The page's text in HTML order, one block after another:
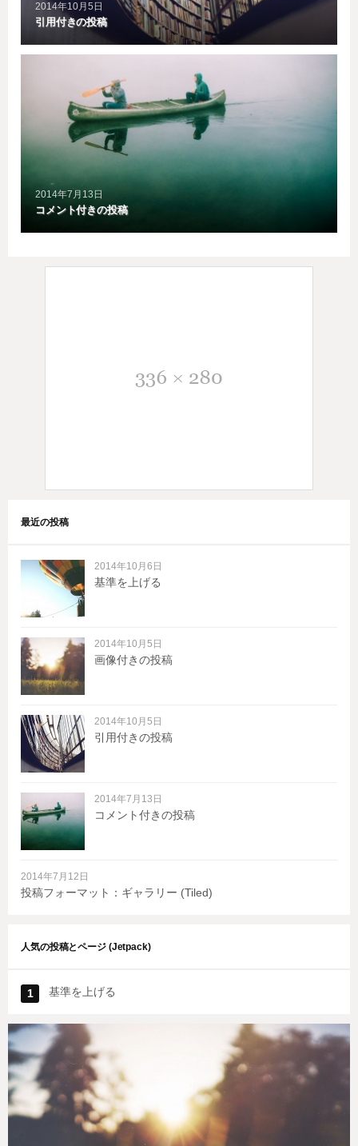
2014年10月5日
引用付きの投稿
2014年7月13日
コメント付きの投稿
最近の投稿
2014年10月6日
基準を上げる
2014年10月5日
画像付きの投稿
2014年10月5日
引用付きの投稿
2014年7月13日
コメント付きの投稿
2014年7月12日
投稿フォーマット：ギャラリー (Tiled)
人気の投稿とページ (Jetpack)
基準を上げる